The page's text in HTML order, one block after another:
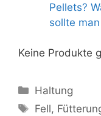
Pellets?
sollte
Keine Produkte
Kategorien
Haltung
Schlagwörter
Fell,